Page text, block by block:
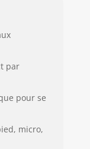
par
pour se
micro,